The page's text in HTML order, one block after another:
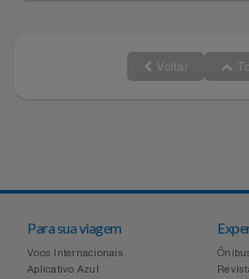
Weconnect
Voltar
Para sua viagem
Voos Internacionais
Aplicativo Azul